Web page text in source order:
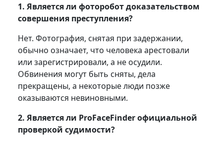
1. Является ли фоторобот доказательством
совершения преступления?
Нет. Фотография, снятая при задержании,
обычно означает, что человека арестовали
или зарегистрировали, а не осудили.
Обвинения могут быть сняты, дела
прекращены, а некоторые люди позже
оказываются невиновными.
2. Является ли ProFaceFinder официальной
проверкой судимости?